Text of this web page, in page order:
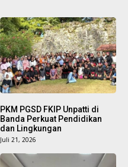
Ban Bekas Dinilai Bisa
Dibawah Umur,
PKM PGSD FKIP Unpatti di
Banda Perkuat Pendidikan
dan Lingkungan
Juli 21, 2026